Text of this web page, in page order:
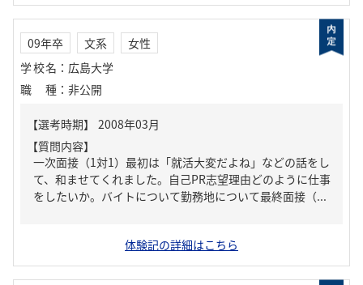
09年卒 文系
女性
学校名 ： 広島大学
職種 ： 非公開
【質問内容】
一次面接（1対1）最初は「就活大変だよね」などの話をし
て、和ませてくれました。自己PR志望理由どのように仕事
をしたいか。バイトについて勤務地について最終面接（...
体験記の詳細はこちら